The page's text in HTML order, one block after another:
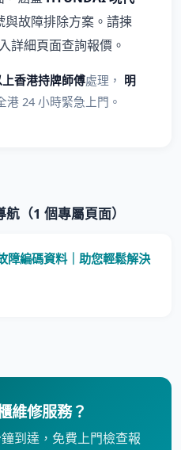
與故障排除方案。請揀
詳細頁面查詢報價。
香港持牌師傅處理， 明
港 24 小時緊急上門。
（1 個專屬頁面）
障編碼資料｜助您輕鬆解決
維修服務？
到達，免費上門檢查報